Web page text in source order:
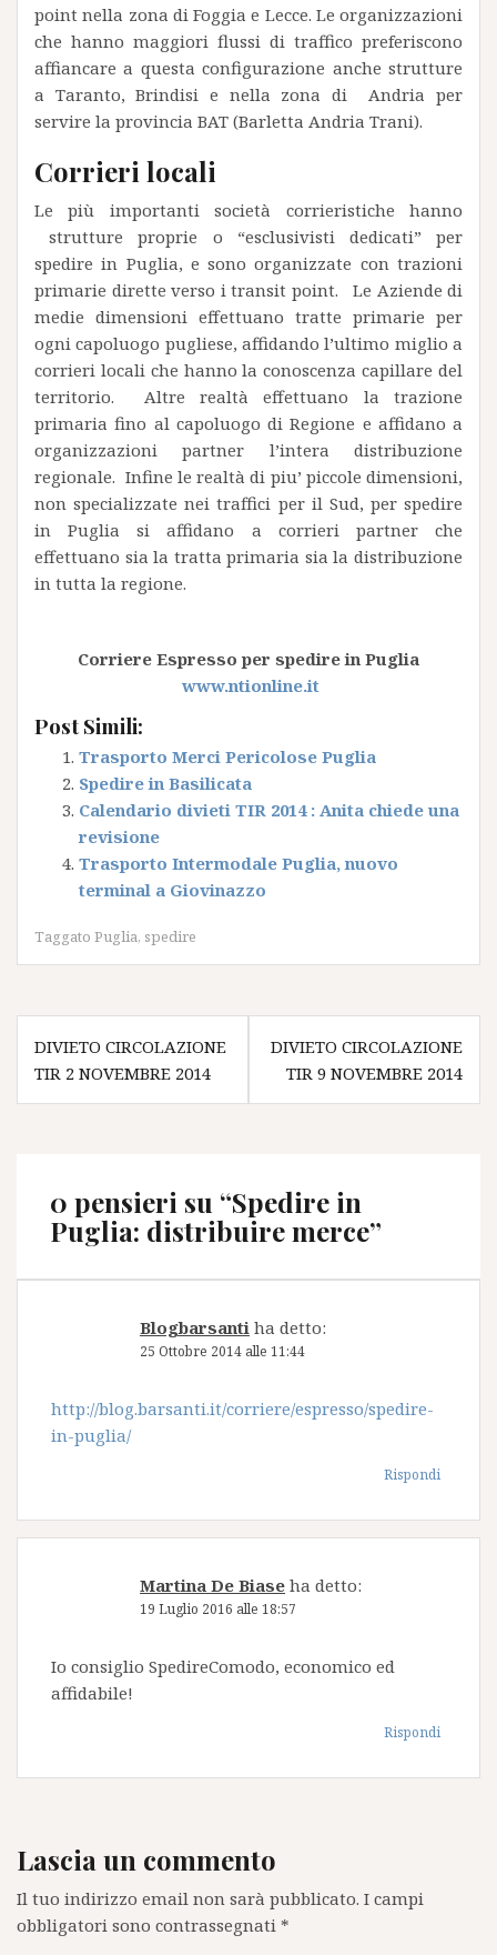
point nella zona di Foggia e Lecce. Le organizzazioni
che hanno maggiori flussi di traffico preferiscono
affiancare a questa configurazione anche strutture
a Taranto, Brindisi e nella zona di Andria per
servire la provincia BAT (Barletta Andria Trani).
Corrieri locali
Le più importanti società corrieristiche hanno
strutture proprie o “esclusivisti dedicati” per
spedire in Puglia, e sono organizzate con trazioni
primarie dirette verso i transit point. Le Aziende di
medie dimensioni effettuano tratte primarie per
ogni capoluogo pugliese, affidando l’ultimo miglio a
corrieri locali che hanno la conoscenza capillare del
territorio. Altre realtà effettuano la trazione
primaria fino al capoluogo di Regione e affidano a
organizzazioni partner l’intera distribuzione
regionale. Infine le realtà di piu’ piccole dimensioni,
non specializzate nei traffici per il Sud, per spedire
in Puglia si affidano a corrieri partner che
effettuano sia la tratta primaria sia la distribuzione
in tutta la regione.
Corriere Espresso per spedire in Puglia
www.ntionline.it
Post Simili:
Trasporto Merci Pericolose Puglia
Spedire in Basilicata
Calendario divieti TIR 2014 : Anita chiede una
revisione
Trasporto Intermodale Puglia, nuovo
terminal a Giovinazzo
Taggato Puglia, spedire
Navigazione
articoli
DIVIETO CIRCOLAZIONE
TIR 2 NOVEMBRE 2014
DIVIETO CIRCOLAZIONE
TIR 9 NOVEMBRE 2014
0 pensieri su “Spedire in
Puglia: distribuire merce”
Blogbarsanti ha detto:
25 Ottobre 2014 alle 11:44
http://blog.barsanti.it/corriere/espresso/spedire-
in-puglia/
Rispondi
Martina De Biase ha detto:
19 Luglio 2016 alle 18:57
Io consiglio SpedireComodo, economico ed
affidabile!
Rispondi
Lascia un commento
Il tuo indirizzo email non sarà pubblicato. I campi
obbligatori sono contrassegnati *